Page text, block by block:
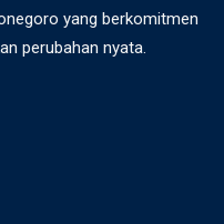
yang berkomitmen
perubahan nyata.